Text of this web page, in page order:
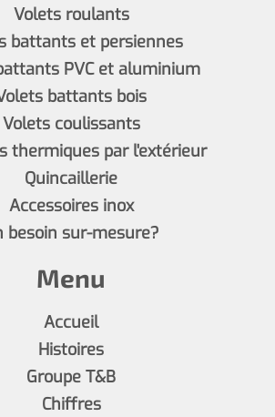
Volets roulants
battants et persiennes
PVC et aluminium
battants bois
Volets coulissants
thermiques par l'extérieur
Quincaillerie
Accessoires inox
besoin sur-mesure?
Menu
Accueil
Histoires
Groupe T&B
Chiffres